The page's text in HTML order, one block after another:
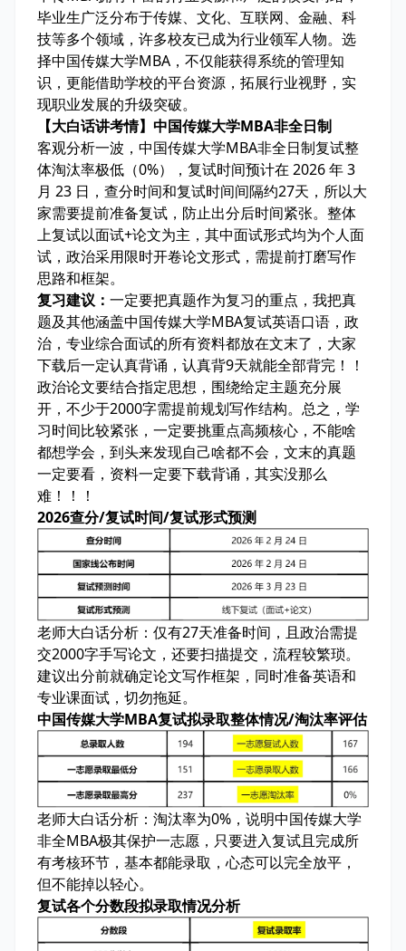
毕业生广泛分布于传媒、文化、互联网、金融、科
技等多个领域，许多校友已成为行业领军人物。选
择中国传媒大学MBA，不仅能获得系统的管理知
识，更能借助学校的平台资源，拓展行业视野，实
现职业发展的升级突破。
【大白话讲考情】中国传媒大学MBA非全日制
客观分析一波，中国传媒大学MBA非全日制复试整
体淘汰率极低 （0%），复试时间预计在 2026 年 3
月 23 日，查分时间和复试时间间隔约27天，所以大
家需要提前准备复试 ，防止出分后时间紧张。整体
上复试以面试+论文为主，其中面试形式均为个人面
试 ，政治采用限时开卷论文形式，需提前打磨写作
思路和框架。
复习建议： 一定要把真题作为复习的重点，我把真
题及其他涵盖中国传媒大学MBA复试英语口语，政
治，专业综合面试的所有资料都放在文末了，大家
下载后一定认真背诵， 认真背9天就能全部背完 ！！
政治论文要结合指定思想，围绕给定主题充分展
开，不少于2000字需提前规划写作结构。总之，学
习时间比较紧张， 一定要挑重点高频核心 ，不能啥
都想学会，到头来发现自己啥都不会， 文末的真题
一定要看 ， 资料一定要下载背诵 ， 其实没那么
难 ！！！
2026查分/复试时间/复试形式预测
老师大白话分析： 仅有27天准备时间，且政治需提
交2000字手写论文，还要扫描提交，流程较繁琐。
建议出分前就确定论文写作框架，同时准备英语和
专业课面试，切勿拖延。
中国传媒大学MBA复试拟录取整体情况/淘汰率评估
老师大白话分析： 淘汰率为0%，说明中国传媒大学
非全MBA极其保护一志愿，只要进入复试且完成所
有考核环节，基本都能录取，心态可以完全放平，
但不能掉以轻心。
复试各个分数段拟录取情况分析